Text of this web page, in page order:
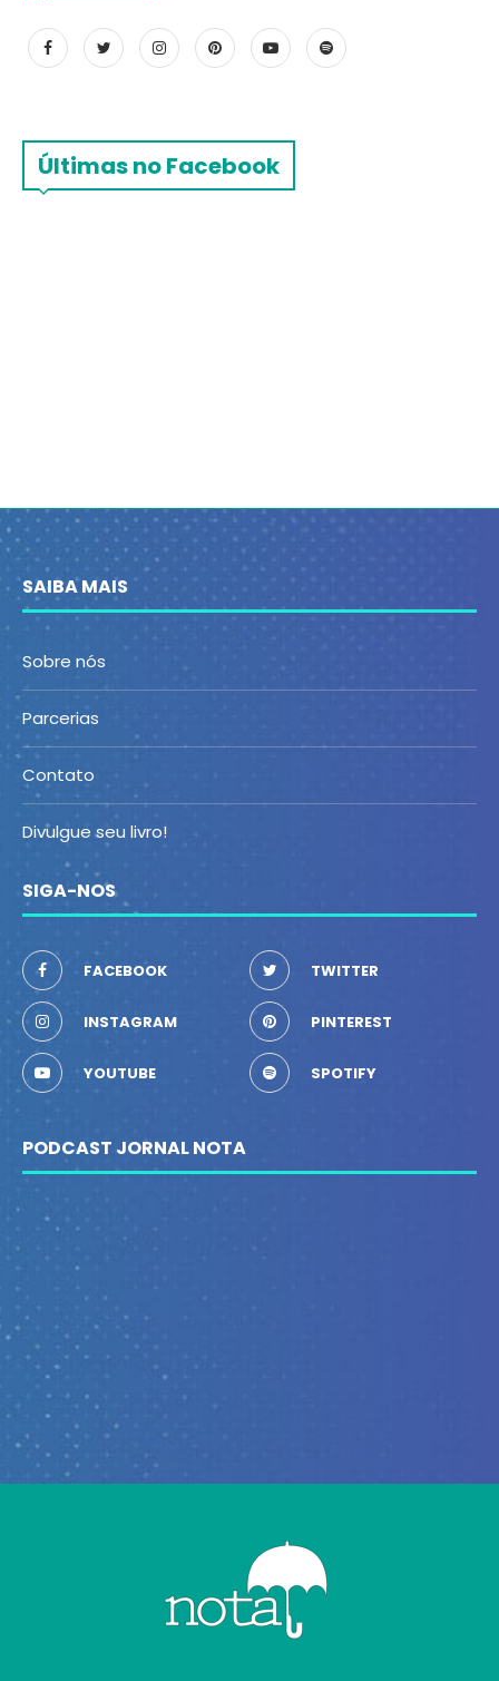
Últimas no Facebook
SAIBA MAIS
Sobre nós
Parcerias
Contato
Divulgue seu livro!
SIGA-NOS
FACEBOOK TWITTER
INSTAGRAM PINTEREST
YOUTUBE SPOTIFY
PODCAST JORNAL NOTA